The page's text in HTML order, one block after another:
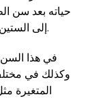
حياته بعد سن
إلى الستين عام من هنا تبدأ مرحلة الشيخوخة وكبر السن.
في هذا
وكذلك في
المتغيرة